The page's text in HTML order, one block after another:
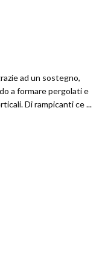
ad un sostegno,
a formare pergolati e
Di rampicanti ce ...